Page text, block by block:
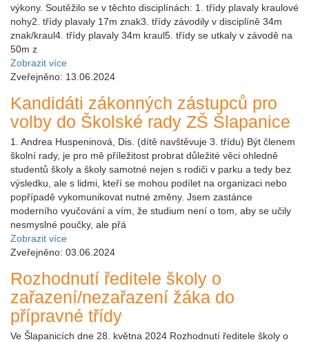
výkony. Soutěžilo se v těchto disciplínách: 1. třídy plavaly kraulové
nohy2. třídy plavaly 17m znak3. třídy závodily v disciplíně 34m
znak/kraul4. třídy plavaly 34m kraul5. třídy se utkaly v závodě na
50m z
Zobrazit více
Zveřejněno: 13.06.2024
Kandidáti zákonných zástupců pro
volby do Školské rady ZŠ Šlapanice
1. Andrea Huspeninová, Dis. (dítě navštěvuje 3. třídu) Být členem
školní rady, je pro mě příležitost probrat důležité věci ohledně
studentů školy a školy samotné nejen s rodiči v parku a tedy bez
výsledku, ale s lidmi, kteří se mohou podílet na organizaci nebo
popřípadě vykomunikovat nutné změny. Jsem zastánce
moderního vyučování a vím, že studium není o tom, aby se učily
nesmyslné poučky, ale přá
Zobrazit více
Zveřejněno: 03.06.2024
Rozhodnutí ředitele školy o
zařazení/nezařazení žáka do
přípravné třídy
Ve Šlapanicích dne 28. května 2024 Rozhodnutí ředitele školy o